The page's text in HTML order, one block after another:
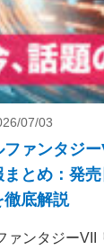
07/03
ファンタジ
とめ：発
徹底解説
ァンタジー